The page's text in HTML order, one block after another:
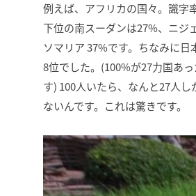
例えば、アフリカの国々。識字
下位の南スーダンは27%、ニジ
ソマリア 37%です。ちなみに日
8位でした。(100%が27力国あ
す) 100人いたら、なんと27人し
ないんです。これは驚きです。